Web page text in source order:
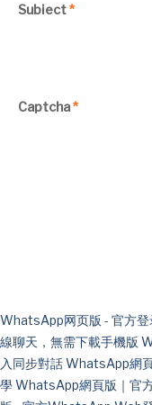
Subiect*
Captcha*
WhatsApp网页版 - 官方
線聊天，無需下載手機版
入同步對話WhatsApp網
學WhatsApp網頁版｜官